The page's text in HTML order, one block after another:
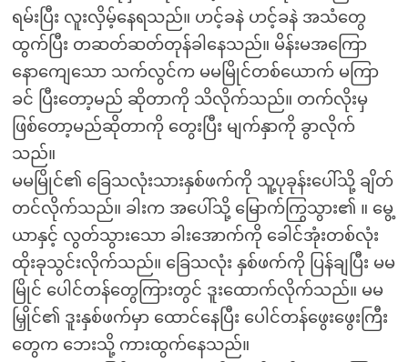
ရမ်းပြီး လူးလှိမ့်နေရသည်။ ဟင့်ခနဲ ဟင့်ခနဲ အသံတွေ
ထွက်ပြီး တဆတ်ဆတ်တုန်ခါနေသည်။ မိန်းမအကြော
နောကျေသော သက်လွင်က မမမြိုင်တစ်ယောက် မကြာ
ခင် ပြီးတော့မည် ဆိုတာကို သိလိုက်သည်။ တက်လိုးမှ
ဖြစ်တော့မည်ဆိုတာကို တွေးပြီး မျက်နှာကို ခွာလိုက်
သည်။
မမမြိုင်၏ ခြေသလုံးသားနှစ်ဖက်ကို သူ့ပုခုန်းပေါ်သို့ ချိတ်
တင်လိုက်သည်။ ခါးက အပေါ်သို့ မြောက်ကြွသွား၏ ။ မွေ့
ယာနှင့် လွတ်သွားသော ခါးအောက်ကို ခေါင်အုံးတစ်လုံး
ထိုးခုသွင်းလိုက်သည်။ ခြေသလုံး နှစ်ဖက်ကို ပြန်ချပြီး မမ
မြိုင် ပေါင်တန်တွေကြားတွင် ဒူးထောက်လိုက်သည်။ မမ
မြှိုင်၏ ဒူးနှစ်ဖက်မှာ ထောင်နေပြီး ပေါင်တန်ဖွေးဖွေးကြီး
တွေက ဘေးသို့ ကားထွက်နေသည်။